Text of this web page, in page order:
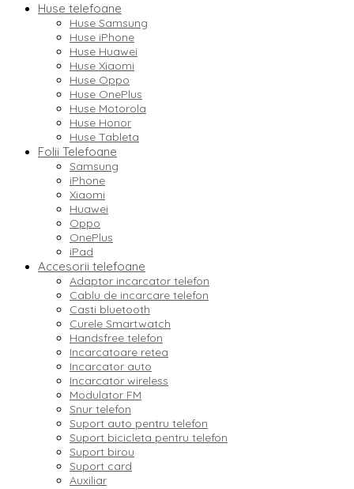
Huse telefoane
Huse Samsung
Huse iPhone
Huse Huawei
Huse Xiaomi
Huse Oppo
Huse OnePlus
Huse Motorola
Huse Honor
Huse Tableta
Folii Telefoane
Samsung
iPhone
Xiaomi
Huawei
Oppo
OnePlus
iPad
Accesorii telefoane
Adaptor incarcator telefon
Cablu de incarcare telefon
Casti bluetooth
Curele Smartwatch
Handsfree telefon
Incarcatoare retea
Incarcator auto
Incarcator wireless
Modulator FM
Snur telefon
Suport auto pentru telefon
Suport bicicleta pentru telefon
Suport birou
Suport card
Auxiliar